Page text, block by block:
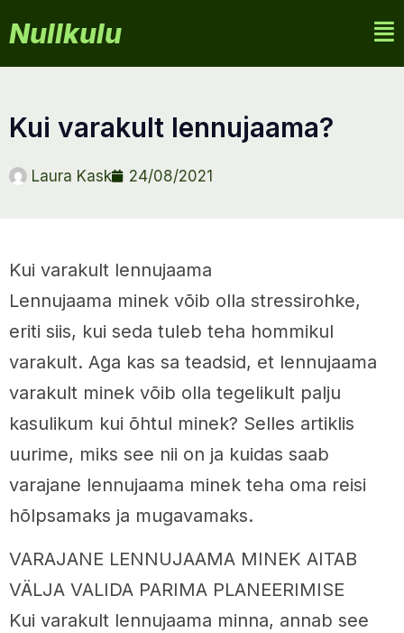
Nullkulu
kui varakult lennujaama?
Laura Kask 24/08/2021
Kui varakult lennujaama
Lennujaama minek võib olla stressirohke,
eriti siis, kui seda tuleb teha hommikul
varakult. Aga kas sa teadsid, et lennujaama
varakult minek võib olla tegelikult palju
kasulikum kui õhtul minek? Selles artiklis
uurime, miks see nii on ja kuidas saab
varajane lennujaama minek teha oma reisi
hõlpsamaks ja mugavamaks.
VARAJANE LENNUJAAMA MINEK AITAB
VÄLJA VALIDA PARIMA PLANEERIMISE
Kui varakult lennujaama minna, annab see